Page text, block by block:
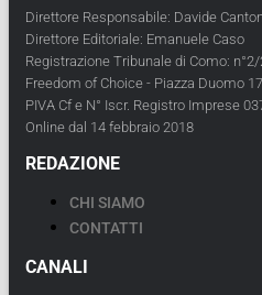
Direttore Responsabile: Davide
Direttore Editoriale: Emanuele Caso
Registrazione Tribunale di Como:
Freedom of Choice - Piazza Duomo
PIVA Cf e N° Iscr. Registro Imprese
Online dal 14 febbraio 2018
REDAZIONE
CHI SIAMO
CONTATTI
CANALI